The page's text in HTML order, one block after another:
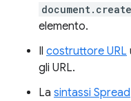
elemento.
Il costruttore URL
gli URL.
La sintassi Spread